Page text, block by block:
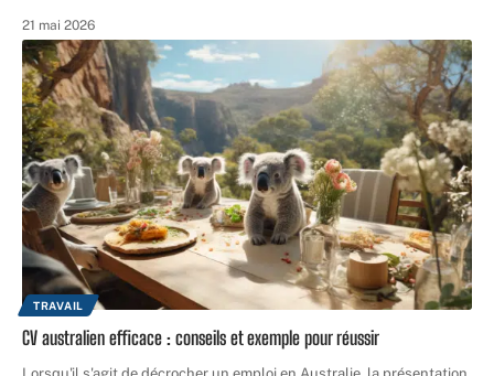
21 mai 2026
TRAVAIL
CV australien efficace : conseils et exemple pour réussir